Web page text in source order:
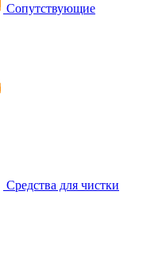
Сопутствующие
Средства для чистки